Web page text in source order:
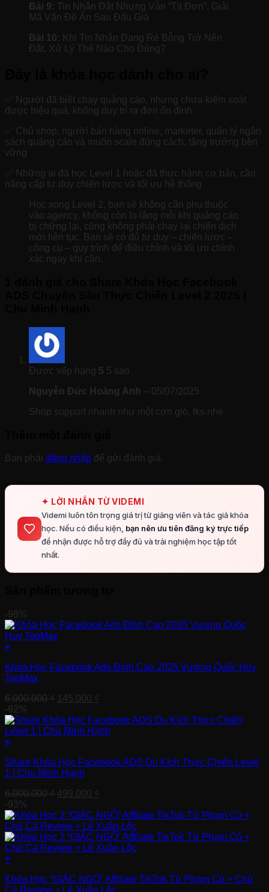
Bài 9: Tin Nhắn Đắt Nhưng Vẫn “Tịt Đơn”, Giải
Mã Vấn Đề Ẩn Sau Đấu Giá
Bài 10: Khi Tin Nhắn Đang Rẻ Bỗng Trở Nên
Đắt, Xử Lý Thế Nào Cho Đúng?
✅ Người đã biết chạy quảng cáo, nhưng chưa kiểm soát
được hiệu quả, không duy trì ra đơn ổn định
✅ Chủ shop, người bán hàng online, marketer, quản lý ngân
sách quảng cáo và muốn scale đúng cách, tăng trưởng bền
vững
✅ Những ai đã học Level 1 hoặc đã thực hành cơ bản, cần
nâng cấp tư duy chiến lược và tối ưu hệ thống
Học xong Level 2, bạn sẽ không cần phụ thuộc
vào agency, không còn lo lắng mỗi khi quảng cáo
bị chững lại, cũng không phải chạy lại chiến dịch
mới liên tục. Bạn sẽ có đủ tư duy – chiến lược –
công cụ – quy trình để điều chỉnh và tối ưu chính
xác ngay khi cần.
Được xếp hạng 5 5 sao
Nguyễn Đức Hoàng Anh – 05/07/2025
Shop support nhanh như một cơn gió, tks nhé
Bạn phải đăng nhập để gửi đánh giá.
✦ LỜI NHẮN TỪ VIDEMI
Videmi luôn tôn trọng giá trị từ giảng viên và tác giả khóa
học. Nếu có điều kiện, bạn nên ưu tiên đăng ký trực tiếp
để nhận được hỗ trợ đầy đủ và trải nghiệm học tập tốt
nhất.
-98%
+
Khóa Học Facebook Ads Đỉnh Cao 2025 Vương Quốc Huy
TopMax
6.000.000₫ Giá
là:
6.000.000 ₫.
145.000 ₫
tại
là:
-92%
+
Share Khóa Học Facebook ADS Du Kích Thực Chiến Level
1 | Chu Minh Hạnh
6.000.000₫ Giá
là:
6.000.000 ₫.
499.000 ₫
tại
là:
499.000 ₫.
-93%
+
Khóa Học “GIÁC NGỘ” Affiliate TikTok Từ Phạm Củ + Chú
Cá Review + Lê Xuân Lộc